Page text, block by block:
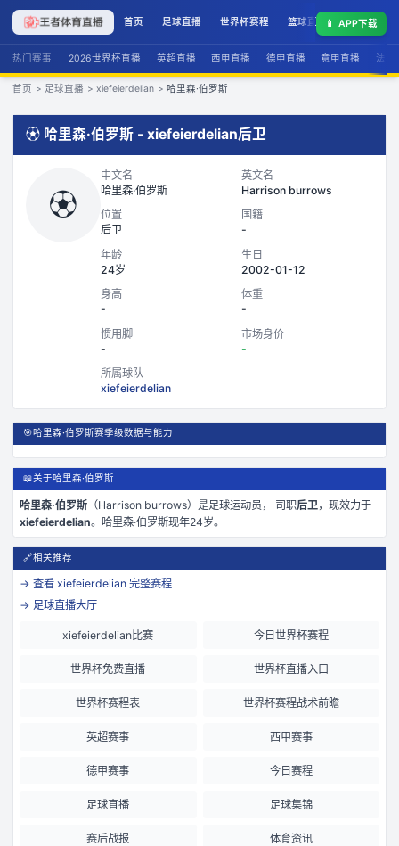
首页 足球直播 世界杯赛程 篮球直播 联赛积分
📱 APP下载
热门赛事 2026世界杯直播 英超直播 西甲直播 德甲直播 意甲直播 法甲
首页 > 足球直播 > xiefeierdelian > 哈里森·伯罗斯
⚽ 哈里森·伯罗斯 - xiefeierdelian后卫
⚽
中文名
哈里森·伯罗斯
英文名
Harrison burrows
位置
后卫
国籍
-
年龄
24岁
生日
2002-01-12
身高
-
体重
-
惯用脚
-
市场身价
-
所属球队
xiefeierdelian
🎯哈里森·伯罗斯赛季级数据与能力
📖关于哈里森·伯罗斯
哈里森·伯罗斯 （Harrison burrows）是足球运动员， 司职后卫 ，现效力于
xiefeierdelian。 哈里森·伯罗斯现年24岁。
🔗相关推荐
→ 查看 xiefeierdelian 完整赛程
→ 足球直播大厅
xiefeierdelian比赛 今日世界杯赛程
世界杯免费直播 世界杯直播入口
世界杯赛程表 世界杯赛程战术前瞻
英超赛事 西甲赛事
德甲赛事 今日赛程
足球直播 足球集锦
赛后战报 体育资讯